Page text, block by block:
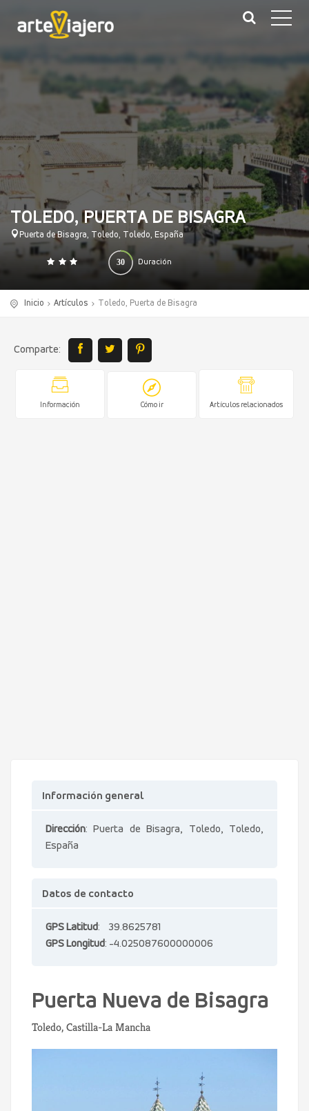
TOLEDO, PUERTA DE BISAGRA
Puerta de Bisagra, Toledo, Toledo, España
Duración
30
0 140
Inicio Artículos Toledo, Puerta de Bisagra
Comparte:
Información Cómo ir Artículos relacionados
Información general
Dirección: Puerta de Bisagra, Toledo, Toledo,
España
Datos de contacto
GPS Latitud: 39.8625781
GPS Longitud: -4.025087600000006
Puerta Nueva de Bisagra
Toledo, Castilla-La Mancha